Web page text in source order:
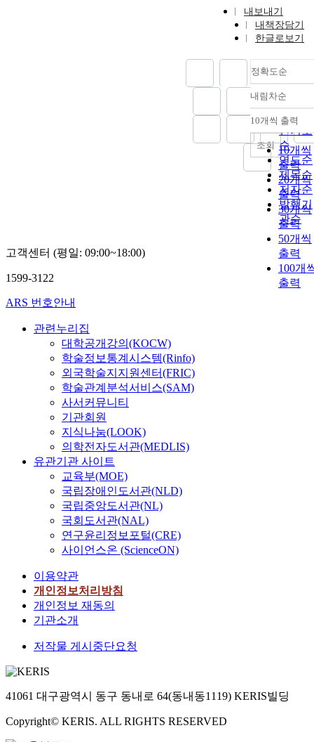
내보내기
내책장담기
한글로보기
정확도순
정확도
순
인기도
순
연도순
제목순
저자순
발행기
관순
내림차순
내림
10개씩 출력
10개씩
출력
20개씩
출력
30개씩
출력
50개씩
출력
100개
출력
조회
고객센터 (평일: 09:00~18:00)
1599-3122
ARS 번호안내
관련누리집
대학공개강의(KOCW)
학술정보통계시스템(Rinfo)
외국학술지지원센터(FRIC)
학술관계분석서비스(SAM)
사서커뮤니티
기관회원
지식나눔(LOOK)
의학전자도서관(MEDLIS)
유관기관 사이트
교육부(MOE)
국립장애인도서관(NLD)
국립중앙도서관(NL)
국회도서관(NAL)
연구윤리정보포털(CRE)
사이언스온 (ScienceON)
이용약관
개인정보처리방침
개인정보 재동의
기관소개
저작물 게시중단요청
41061 대구광역시 동구 동내로 64(동내동1119) KERIS빌딩
Copyright© KERIS. ALL RIGHTS RESERVED